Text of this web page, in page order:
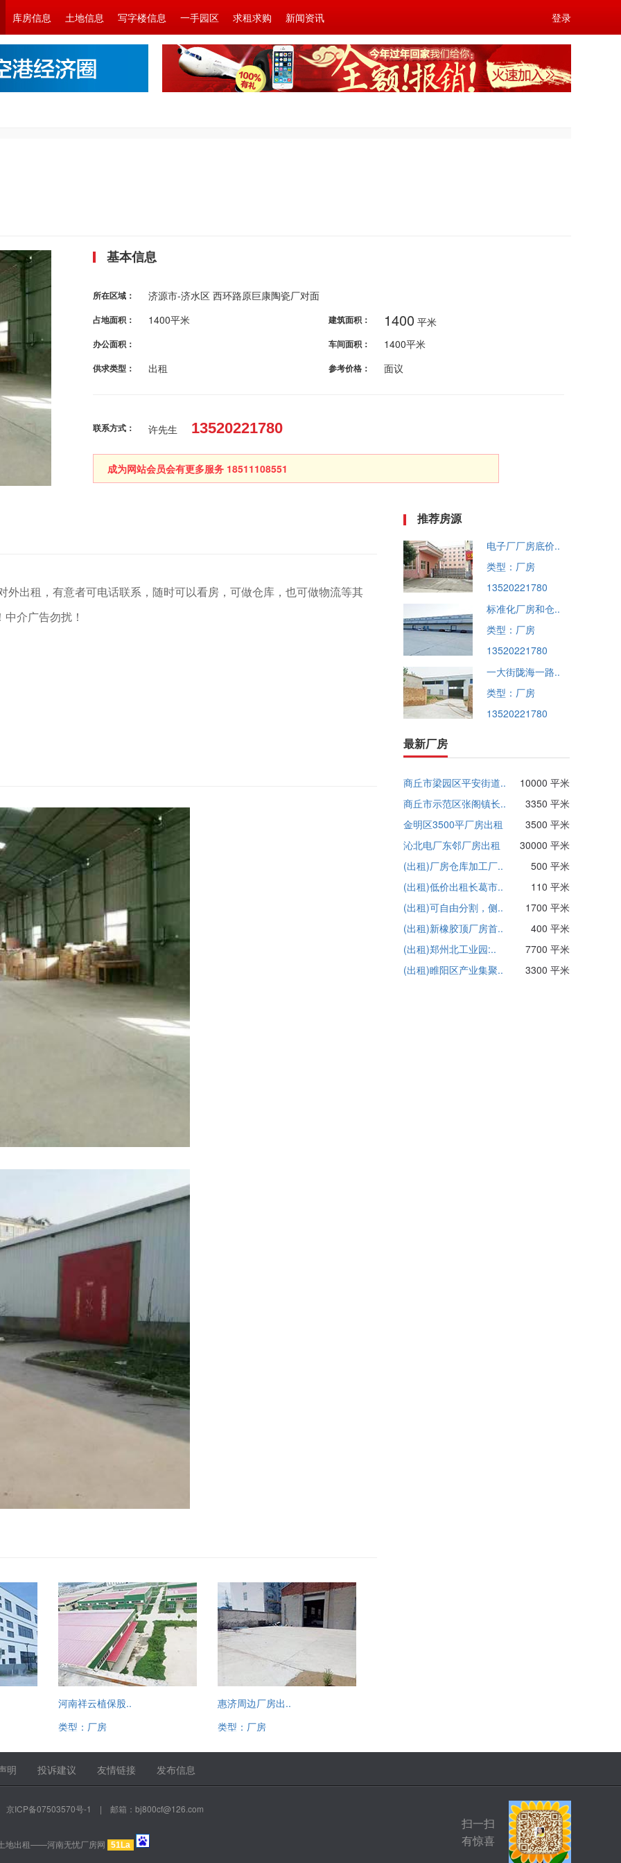
库房信息 土地信息 写字楼信息 一手园区 求租求购 新闻资讯 登录
基本信息
所在区域： 济源市-济水区 西环路原巨康陶瓷厂对面
占地面积： 1400平米 建筑面积： 1400 平米
办公面积： 车间面积： 1400平米
供求类型： 出租 参考价格： 面议
联系方式： 许先生 13520221780
成为网站会员会有更多服务 18511108551
出租，有意者可电话联系，随时可以看房，可做仓库，也可做物流等其
介广告勿扰！
河南祥云植保股..
类型：厂房
13520221780
惠济周边厂房出..
类型：厂房
13520221780
推荐房源
电子厂厂房底价..
类型：厂房
13520221780
标准化厂房和仓..
类型：厂房
13520221780
一大街陇海一路..
类型：厂房
13520221780
最新厂房
商丘市梁园区平安街道..
10000 平米
商丘市示范区张阁镇长..
3350 平米
金明区3500平厂房出租
3500 平米
沁北电厂东邻厂房出租
30000 平米
(出租)厂房仓库加工厂..
500 平米
(出租)低价出租长葛市..
110 平米
(出租)可自由分割，侧..
1700 平米
(出租)新橡胶顶厂房首..
400 平米
(出租)郑州北工业园:..
7700 平米
(出租)睢阳区产业集聚..
3300 平米
明 投诉建议 友情链接 发布信息
京ICP备07503570号-1 | 邮箱：bj800cf@126.com
地出租——河南无忧厂房网 51La
扫一扫
有惊喜